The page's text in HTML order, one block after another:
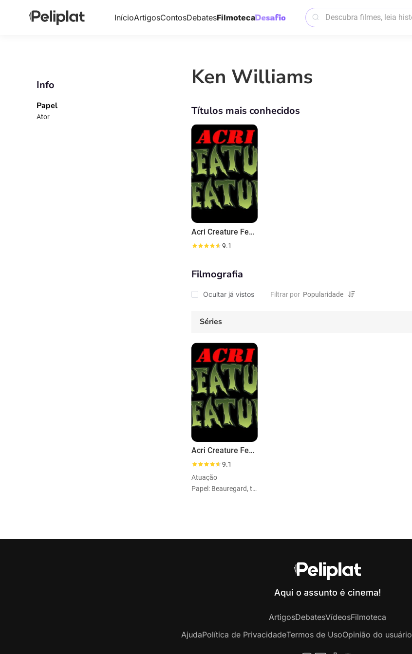
InícioArtigosContosDebatesFilmoteca
Info
Papel
Ator
Ken Williams
Títulos mais conhecidos
Acri Creature Feature
9.1
Filmografia
Ocultar já vistos Filtrar por
Séries
Acri Creature Feature
9.1
Atuação
Papel: Beauregard, the werewolf
Aqui o assunto é cinema!
ArtigosDebatesVídeosFilmoteca
AjudaPolítica de PrivacidadeTermos de UsoOpinião do usuário